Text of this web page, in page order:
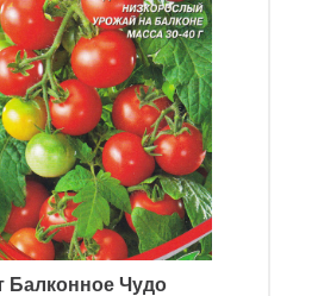
Балконное Чудо